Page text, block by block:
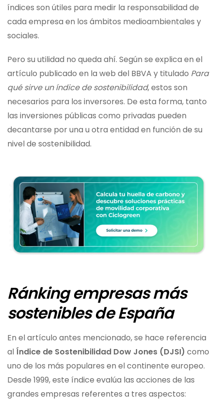
índices son útiles para medir la responsabilidad de
cada empresa en los ámbitos medioambientales y
sociales.
Pero su utilidad no queda ahí. Según se explica en el
artículo publicado en la web del BBVA y titulado Para
qué sirve un índice de sostenibilidad, estos son
necesarios para los inversores. De esta forma, tanto
las inversiones públicas como privadas pueden
decantarse por una u otra entidad en función de su
nivel de sostenibilidad.
Ránking empresas más
sostenibles de España
En el artículo antes mencionado, se hace referencia
al Índice de Sostenibilidad Dow Jones (DJSI) como
uno de los más populares en el continente europeo.
Desde 1999, este índice evalúa las acciones de las
grandes empresas referentes a tres aspectos: